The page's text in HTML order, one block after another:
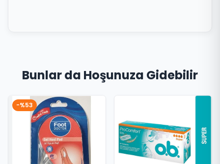
Bunlar da Hoşunuza Gidebilir
-%53